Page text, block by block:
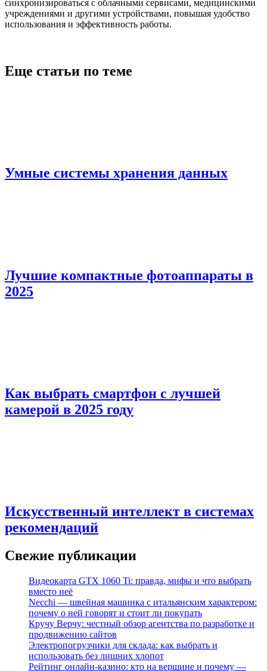
синхронизироваться с облачными сервисами, медицинскими
учреждениями и другими устройствами, повышая удобство
использования и эффективность работы.
Еще статьи по теме
Умные системы хранения данных
Лучшие компактные фотоаппараты в
2025
Как выбрать смартфон с лучшей
камерой в 2025 году
Искусственный интеллект в системах
рекомендаций
Свежие публикации
Видеокарта GTX 1060 Ti: правда, мифы и что выбрать
вместо неё
Necchi — швейная машинка с итальянским характером:
почему о ней говорят и стоит ли покупать
Кручу Верчу: честный обзор агентства по разработке и
продвижению сайтов
Электропогрузчики для склада: как выбрать и
использовать без лишних хлопот
Рейтинг онлайн‑казино: кто на вершине и почему —